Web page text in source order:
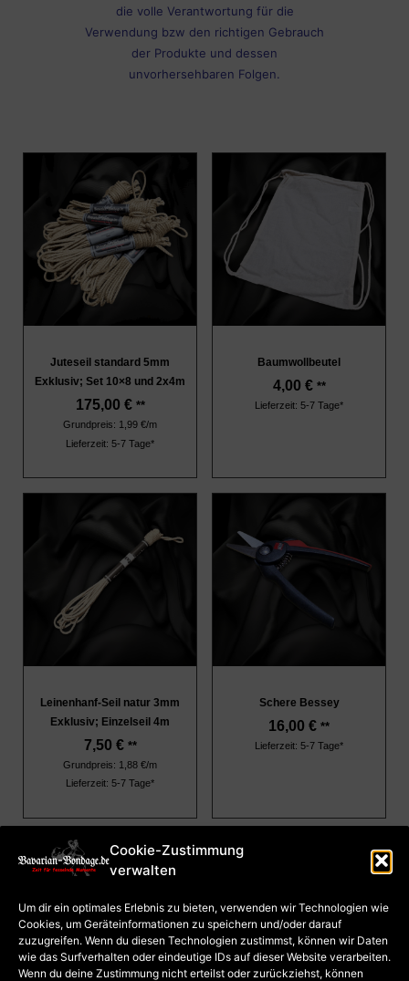
Cookie-Zustimmung
verwalten
Um dir ein optimales Erlebnis zu bieten, verwenden wir Technologien wie
Cookies, um Geräteinformationen zu speichern und/oder darauf
zuzugreifen. Wenn du diesen Technologien zustimmst, können wir Daten
wie das Surfverhalten oder eindeutige IDs auf dieser Website verarbeiten.
Wenn du deine Zustimmung nicht erteilst oder zurückziehst, können
die volle Verantwortung für die
Verwendung bzw den richtigen Gebrauch
der Produkte und dessen
unvorhersehbaren Folgen.
Juteseil standard 5mm
Exklusiv; Set 10×8 und 2x4m
175,00 € **
Grundpreis: 1,99 €/m
Lieferzeit: 5-7 Tage*
Baumwollbeutel
4,00 € **
Lieferzeit: 5-7 Tage*
Leinenhanf-Seil natur 3mm
Exklusiv; Einzelseil 4m
7,50 € **
Grundpreis: 1,88 €/m
Lieferzeit: 5-7 Tage*
Schere Bessey
16,00 € **
Lieferzeit: 5-7 Tage*
AGB
Cookie-Richtlinie (EU)
Zahlung und Versand
Widerrufsrecht für
Kurse
Widerrufsrecht für
Waren